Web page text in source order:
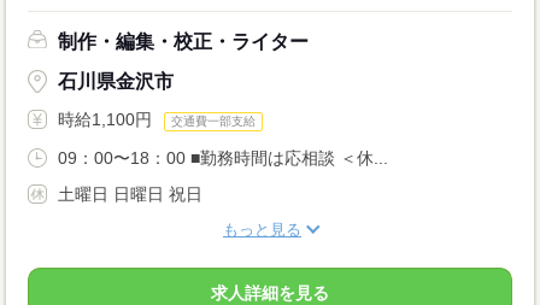
制作・編集・校正・ライター
石川県金沢市
時給1,100円 交通費一部支給
09：00〜18：00 ■勤務時間は応相談 ＜休...
土曜日 日曜日 祝日
もっと見る
求人詳細を見る